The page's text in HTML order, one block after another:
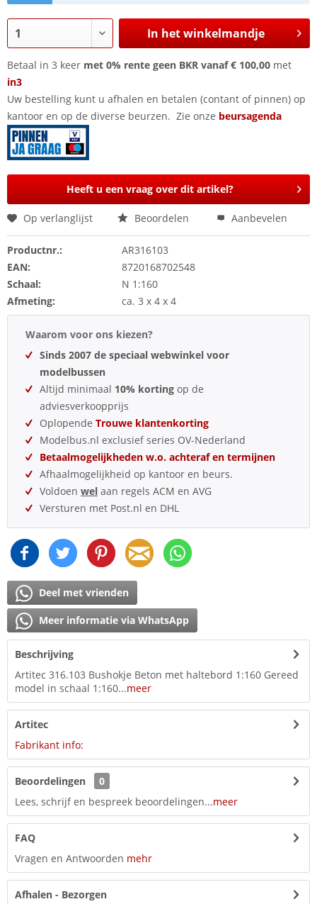
In het winkelmandje
Betaal in 3 keer met 0% rente geen BKR vanaf € 100,00 met
in3
Uw bestelling kunt u afhalen en betalen (contant of pinnen) op
kantoor en op de diverse beurzen. Zie onze beursagenda
Heeft u een vraag over dit artikel?
Op verlanglijst Beoordelen Aanbevelen
Productnr.:
AR316103
EAN:
8720168702548
Schaal:
N 1:160
Afmeting:
ca. 3 x 4 x 4
Waarom voor ons kiezen?
Sinds 2007 de speciaal webwinkel voor
modelbussen
Altijd minimaal 10% korting op de
adviesverkoopprijs
Oplopende Trouwe klantenkorting
Modelbus.nl exclusief series OV-Nederland
Betaalmogelijkheden w.o. achteraf en termijnen
Afhaalmogelijkheid op kantoor en beurs.
Voldoen wel aan regels ACM en AVG
Versturen met Post.nl en DHL
Deel met vrienden
Meer informatie via WhatsApp
Beschrijving
Artitec 316.103 Bushokje Beton met haltebord 1:160 Gereed
model in schaal 1:160...meer
Artitec
Fabrikant info:
Beoordelingen
0
Lees, schrijf en bespreek beoordelingen...meer
FAQ
Vragen en Antwoorden mehr
Afhalen - Bezorgen